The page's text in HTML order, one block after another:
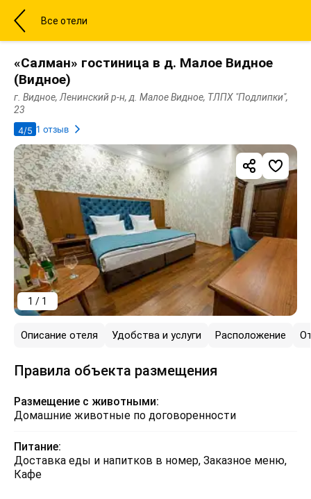
Все отели
«Салман» гостиница в д. Малое Видное
(Видное)
г. Видное, Ленинский р-н, д. Малое Видное, ТЛПХ "Подлипки",
23
4/5 1 отзыв
1 / 1
Описание отеля Удобства и услуги Расположение
Правила объекта размещения
Размещение с животными:
Домашние животные по договоренности
Питание:
Доставка еды и напитков в номер, Заказное меню,
Кафе